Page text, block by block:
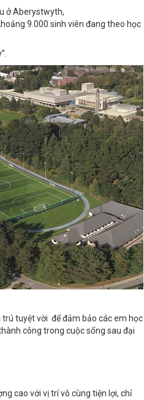
ở Aberystwyth,
9.000 sinh viên đang theo học
tuyệt vời để đảm bảo các em học
công trong cuộc sống sau đại
cao với vị trí vô cùng tiện lợi, chỉ